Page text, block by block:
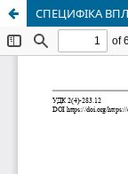
СПЕЦИФІКА